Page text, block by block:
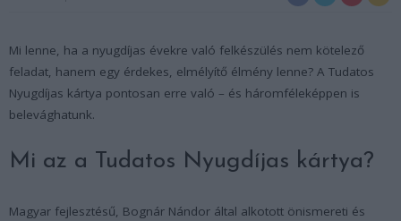
Mi lenne, ha a nyugdíjas évekre való felkészülés nem kötelező
feladat, hanem egy érdekes, elmélyítő élmény lenne? A Tudatos
Nyugdíjas kártya pontosan erre való – és háromféleképpen is
belevághatunk.
Mi az a Tudatos Nyugdíjas kártya?
Magyar fejlesztésű, Bognár Nándor által alkotott önismereti és